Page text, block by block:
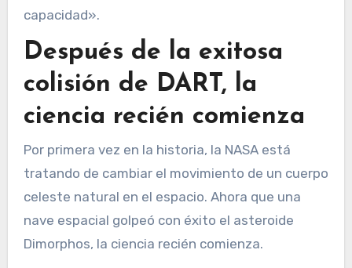
capacidad».
Después de la exitosa
colisión de DART, la
ciencia recién comienza
Por primera vez en la historia, la NASA está
tratando de cambiar el movimiento de un cuerpo
celeste natural en el espacio. Ahora que una
nave espacial golpeó con éxito el asteroide
Dimorphos, la ciencia recién comienza.